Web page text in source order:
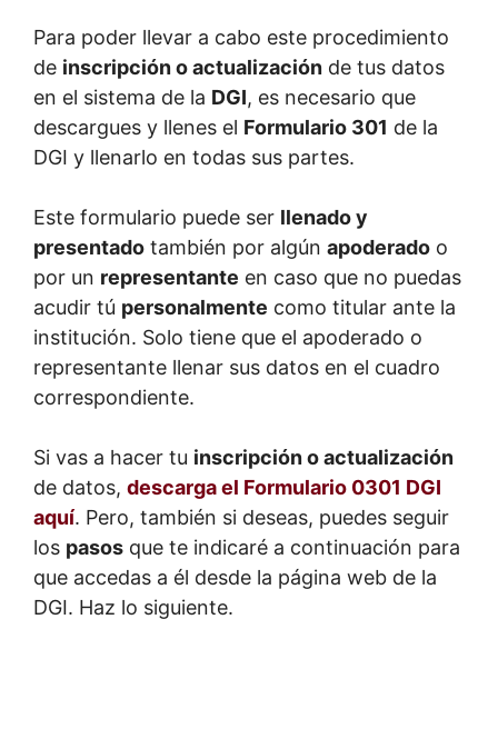
Para poder llevar a cabo este procedimiento
de inscripción o actualización de tus datos
en el sistema de la DGI, es necesario que
descargues y llenes el Formulario 301 de la
DGI y llenarlo en todas sus partes.
Este formulario puede ser llenado y
presentado también por algún apoderado o
por un representante en caso que no puedas
acudir tú personalmente como titular ante la
institución. Solo tiene que el apoderado o
representante llenar sus datos en el cuadro
correspondiente.
Si vas a hacer tu inscripción o actualización
de datos, descarga el Formulario 0301 DGI
aquí. Pero, también si deseas, puedes seguir
los pasos que te indicaré a continuación para
que accedas a él desde la página web de la
DGI. Haz lo siguiente.